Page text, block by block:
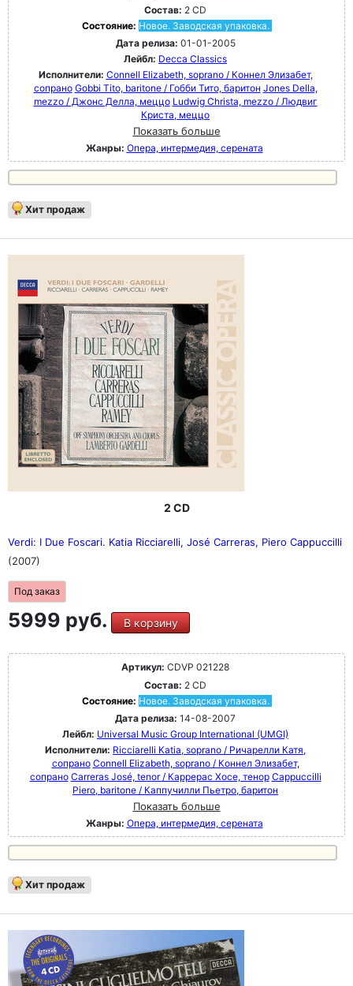
Состав: 2 CD
Состояние: Новое. Заводская упаковка.
Дата релиза: 01-01-2005
Лейбл: Decca Classics
Исполнители: Connell Elizabeth, soprano / Коннел Элизабет,
сопрано Gobbi Tito, baritone / Гобби Тито, баритон Jones Della,
mezzo / Джонс Делла, меццо Ludwig Christa, mezzo / Людвиг
Криста, меццо
Показать больше
Жанры: Опера, интермедия, серената
Хит продаж
2 CD
Verdi: I Due Foscari. Katia Ricciarelli, José Carreras, Piero Cappuccilli
(2007)
Под заказ
5999 руб. В корзину
Артикул: CDVP 021228
Состав: 2 CD
Состояние: Новое. Заводская упаковка.
Дата релиза: 14-08-2007
Лейбл: Universal Music Group International (UMGI)
Исполнители: Ricciarelli Katia, soprano / Ричарелли Катя,
сопрано Connell Elizabeth, soprano / Коннел Элизабет,
сопрано Carreras José, tenor / Каррерас Хосе, тенор Cappuccilli
Piero, baritone / Каппучилли Пьетро, баритон
Показать больше
Жанры: Опера, интермедия, серената
Хит продаж